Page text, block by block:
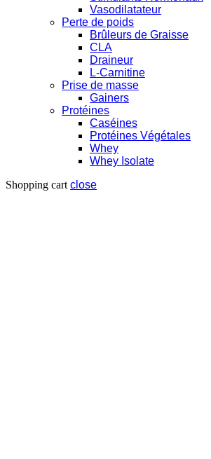
Vasodilatateur
Perte de poids
Brûleurs de Graisse
CLA
Draineur
L-Carnitine
Prise de masse
Gainers
Protéines
Caséines
Protéines Végétales
Whey
Whey Isolate
Shopping cart close